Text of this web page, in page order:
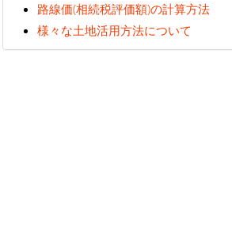
路線価(相続税評価額)の計算方法
様々な土地活用方法について